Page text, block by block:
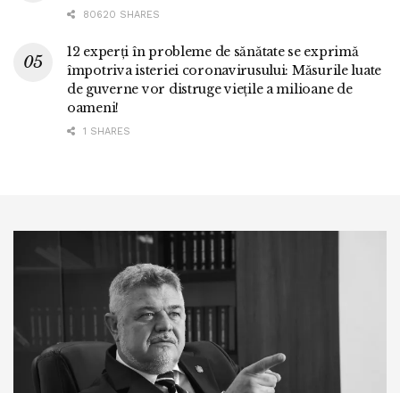
80620 SHARES
12 experți în probleme de sănătate se exprimă
împotriva isteriei coronavirusului: Măsurile luate
de guverne vor distruge viețile a milioane de
oameni!
1 SHARES